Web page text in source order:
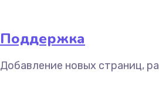
Поддержка
Добавление новых страниц,